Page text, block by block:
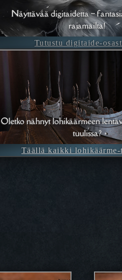
Näyttävää digitaidetta –
rajamailta!
Tutustu digitaide-
Oletko nähnyt lohikäärmeen
tuulissa?
Täällä kaikki lohikäärme-